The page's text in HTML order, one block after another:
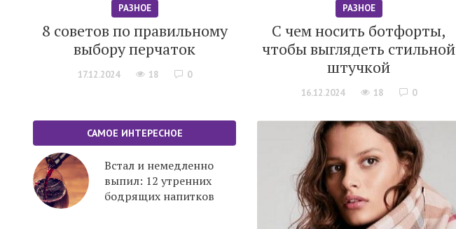
РАЗНОЕ
8 советов по правильному
выбору перчаток
17.12.2024 18 0
РАЗНОЕ
С чем носить ботфорты,
чтобы выглядеть стильной
штучкой
16.12.2024 18 0
САМОЕ ИНТЕРЕСНОЕ
Встал и немедленно
выпил: 12 утренних
бодрящих напитков